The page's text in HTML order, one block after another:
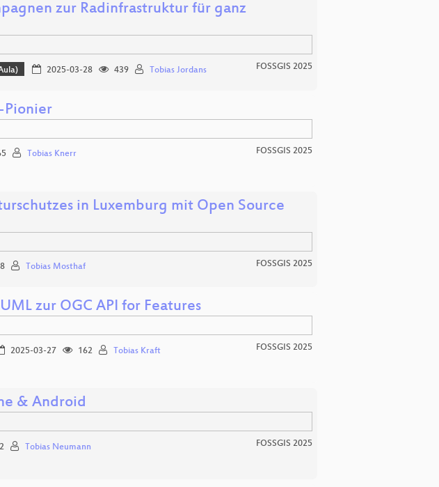
zur Radinfrastruktur für ganz
2025-03-28 439 Tobias Jordans FOSSGIS 2025
Pionier
Tobias Knerr FOSSGIS 2025
in Luxemburg mit Open Source
Tobias Mosthaf FOSSGIS 2025
zur OGC API for Features
2025-03-27 162 Tobias Kraft FOSSGIS 2025
& Android
Tobias Neumann FOSSGIS 2025